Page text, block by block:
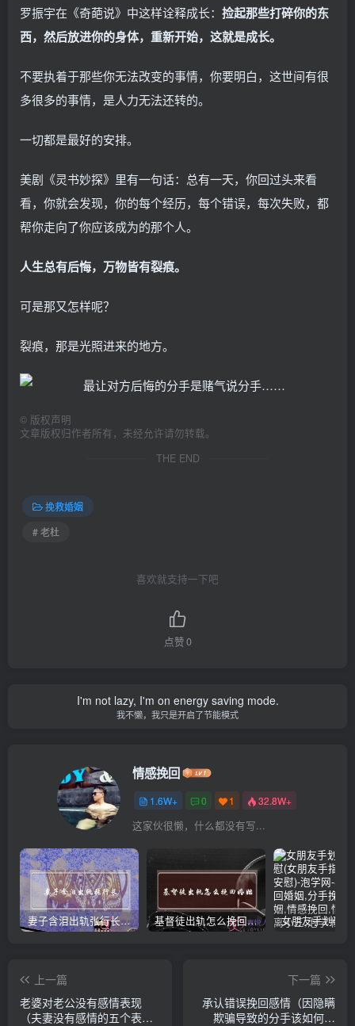
罗振宇在《奇葩说》中这样诠释成长： 捡起那些打碎你的东
西，然后放进你的身体，重新开始，这就是成长。
不要执着于那些你无法改变的事情，你要明白，这世间有很
多很多的事情，是人力无法还转的。
一切都是最好的安排。
美剧《灵书妙探》里有一句话：总有一天，你回过头来看
看，你就会发现，你的每个经历，每个错误，每次失败，都
帮你走向了你应该成为的那个人。
人生总有后悔，万物皆有裂痕。
可是那又怎样呢？
裂痕，那是光照进来的地方。
© 版权声明
文章版权归作者所有，未经允许请勿转载。
THE END
挽救婚姻
# 老杜
喜欢就支持一下吧
点赞0
I'm not lazy, I'm on energy saving mode.
我不懒，我只是开启了节能模式
情感挽回
1.6W+ 0 1 32.8W+
这家伙很懒，什么都没有写...
妻子含泪出轨张行长 她说全都是因为家中 基督徒出轨怎么挽回婚姻(基督徒面对出轨婚姻)
上一篇
老婆对老公没有感情表现
（夫妻没有感情的五个表
下一篇
承认错误挽回感情（因隐瞒
欺骗导致的分手该如何挽